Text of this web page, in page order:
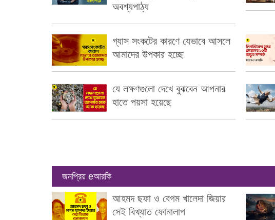
অবশ্যপাঠ্য
গ্যাস সংকটের কারণে যেভাবে আসলে
আমাদের উপকার হচ্ছে
যে লক্ষণগুলো দেখে বুঝবেন আপনার
হাতে পয়সা হয়েছে
জনপ্রিয় eআরকি
আহমদ ছফা ও বেগম খালেদা জিয়ার
সেই বিখ্যাত ফোনালাপ